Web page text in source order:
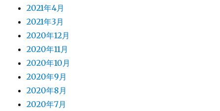
2021年4月
2021年3月
2020年12月
2020年11月
2020年10月
2020年9月
2020年8月
2020年7月